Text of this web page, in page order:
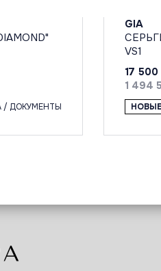
/ ДОКУМЕНТЫ
GIA
VS1
17 500
1 494
НОВЫЕ